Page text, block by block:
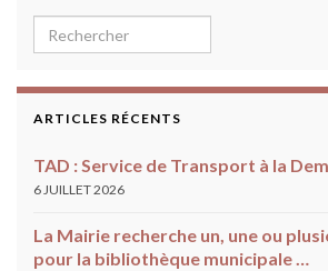
Search for:
ARTICLES RÉCENTS
TAD : Service de Transport à la
6 JUILLET 2026
La Mairie recherche un, une ou
pour la bibliothèque municipale …